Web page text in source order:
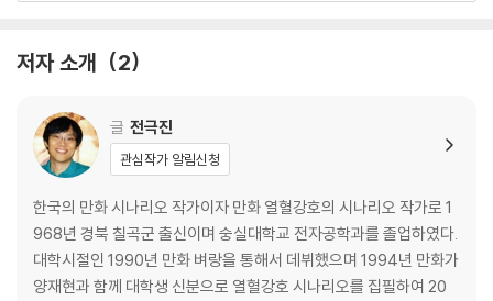
와 송무문을 향해 몰려두는 최강 고수들! 한비광과 담화린은 한 치 앞도 예
[만화] 열혈강호 27
본격적으로 시작되는 정파와 사파의 격돌. 송무문의 문주 유원찬은 한비광
에게 정면 결투를 제의하고, 화룡도의 보호에서 벗어난 한비광은 결투를
받아들인다. 한편, 혈우환의 고수 진풍백은 홀로 대도문을 친 후 송무문을
향한 파상적인 공격을 시작한다. 강호를 뒤흔드는 거대한 음모와 시시각각
다가오는 대결전의 서막이 열린다.
열혈강호 34
열혈강호 36
열혈강호 37
열혈강호 38
열혈강호 39
열혈강호 40
저자 소개 2
글 전극진
관심작가 알림신청
한국의 만화 시나리오 작가이자 만화 열혈강호의 시나리오 작가로 1
968년 경북 칠곡군 출신이며 숭실대학교 전자공학과를 졸업하였다.
대학시절인 1990년 만화 벼랑을 통해서 데뷔했으며 1994년 만화가
양재현과 함께 대학생 신분으로 열혈강호 시나리오를 집필하여 20